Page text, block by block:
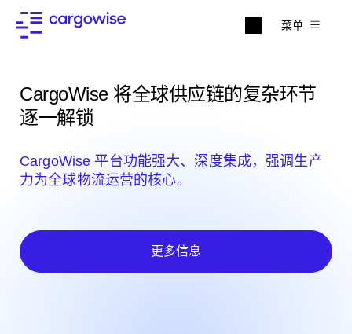
菜单
CargoWise 将全球供应链的复杂环节
逐一解锁
CargoWise 平台功能强大、深度集成，强调生产
力为全球物流运营的核心。
更多信息